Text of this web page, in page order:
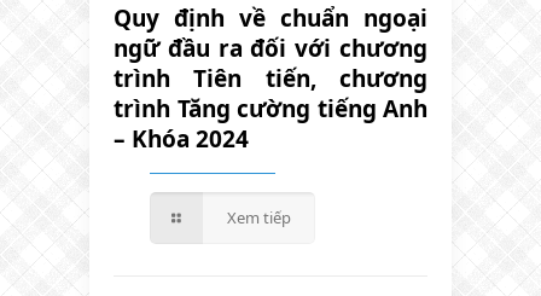
Quy định về chuẩn ngoại
ngữ đầu ra đối với chương
trình Tiên tiến, chương
trình Tăng cường tiếng Anh
– Khóa 2024
Xem tiếp